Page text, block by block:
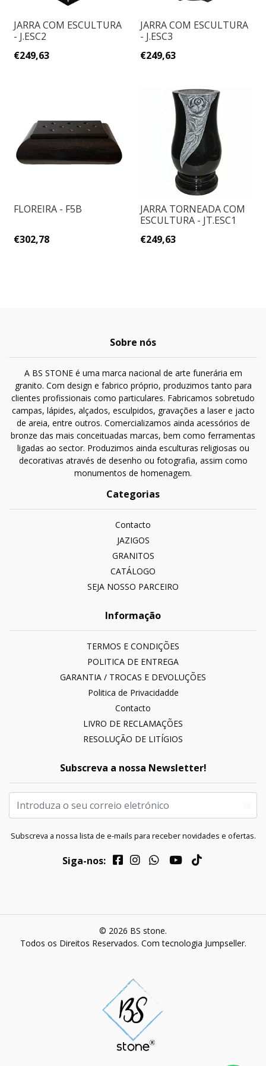
JARRA COM ESCULTURA
- J.ESC2
€249,63
JARRA COM ESCULTURA
- J.ESC3
€249,63
FLOREIRA - F5B
€302,78
JARRA TORNEADA COM
ESCULTURA - JT.ESC1
€249,63
Sobre nós
A BS STONE é uma marca nacional de arte funerária em
granito. Com design e fabrico próprio, produzimos tanto para
clientes profissionais como particulares. Fabricamos sobretudo
campas, lápides, alçados, esculpidos, gravações a laser e jacto
de areia, entre outros. Comercializamos ainda acessórios de
bronze das mais conceituadas marcas, bem como ferramentas
ligadas ao sector. Produzimos ainda esculturas religiosas ou
decorativas através de desenho ou fotografia, assim como
monumentos de homenagem.
Categorias
Contacto
JAZIGOS
GRANITOS
CATÁLOGO
SEJA NOSSO PARCEIRO
Informação
TERMOS E CONDIÇÕES
POLITICA DE ENTREGA
GARANTIA / TROCAS E DEVOLUÇÕES
Politica de Privacidadde
Contacto
LIVRO DE RECLAMAÇÕES
RESOLUÇÃO DE LITÍGIOS
Subscreva a nossa Newsletter!
Subscreva a nossa lista de e-mails para receber novidades e ofertas.
Siga-nos:
© 2026 BS stone.
Todos os Direitos Reservados. Com tecnologia Jumpseller.